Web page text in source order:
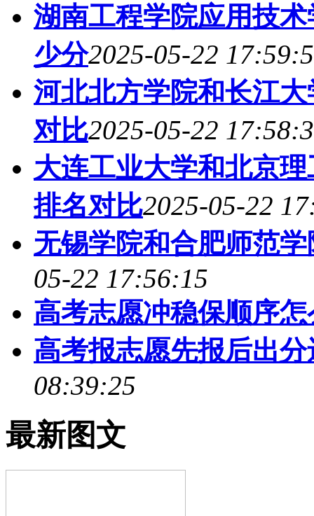
湖南工程学院应用技
少分2025-05-22
河北北方学院和长江
对比2025-05-22
大连工业大学和北京
排名对比2025-05-22
无锡学院和合肥师范
05-22 17:56:15
高考志愿冲稳保顺序怎
高考报志愿先报后出
08:39:25
最新图文